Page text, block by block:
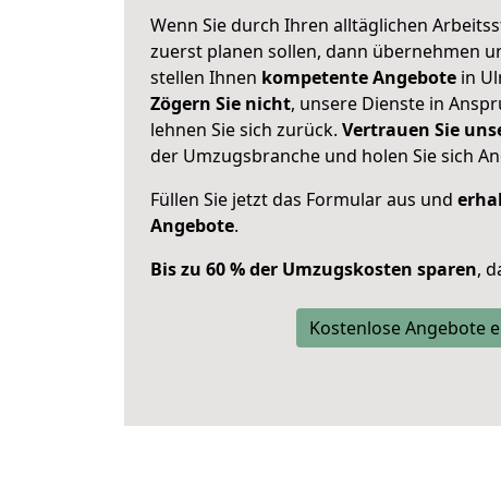
Wenn Sie durch Ihren alltäglichen
zuerst planen sollen, dann übernehmen
stellen Ihnen kompetente Angebote in
Zögern Sie nicht, unsere Dienste in
lehnen Sie sich zurück. Vertrauen Sie
der Umzugsbranche und holen Sie sich
Füllen Sie jetzt das Formular aus und
Angebote.
Bis zu 60 % der Umzugskosten sparen,
Kostenlose Angebote